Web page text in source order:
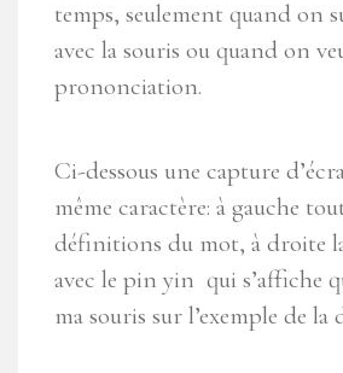
temps, seulement quand on
avec la souris ou quand on
prononciation.
Ci-dessous une capture
même caractère: à gauche
définitions du mot, à droite
avec le pin yin qui s’affiche
ma souris sur l’exemple de